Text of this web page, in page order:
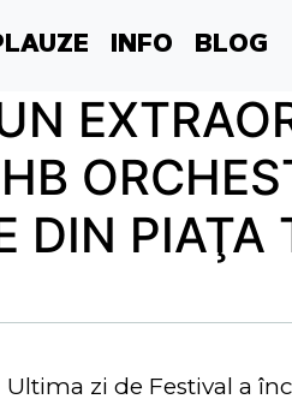
INFO BLOG
DIN PIAŢA
Ultima zi de Festival a